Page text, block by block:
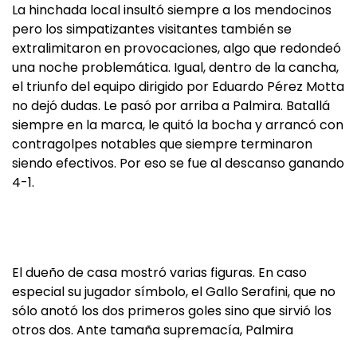
La hinchada local insultó siempre a los mendocinos
pero los simpatizantes visitantes también se
extralimitaron en provocaciones, algo que redondeó
una noche problemática. Igual, dentro de la cancha,
el triunfo del equipo dirigido por Eduardo Pérez Motta
no dejó dudas. Le pasó por arriba a Palmira. Batallá
siempre en la marca, le quitó la bocha y arrancó con
contragolpes notables que siempre terminaron
siendo efectivos. Por eso se fue al descanso ganando
4-1.
El dueño de casa mostró varias figuras. En caso
especial su jugador símbolo, el Gallo Serafini, que no
sólo anotó los dos primeros goles sino que sirvió los
otros dos. Ante tamaña supremacía, Palmira